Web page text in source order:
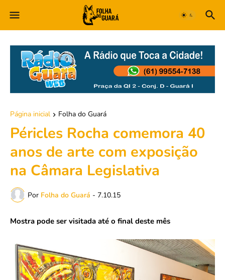
Página inicial Folha do Guará
Péricles Rocha comemora 40
anos de arte com exposição
na Câmara Legislativa
Por Folha do Guará - 7.10.15
Mostra pode ser visitada até o final deste mês